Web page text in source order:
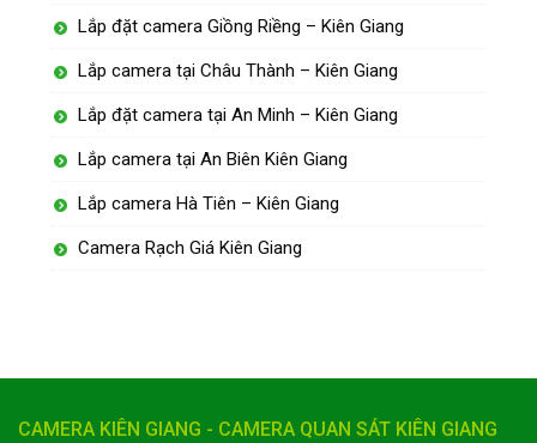
Lắp đặt camera Giồng Riềng – Kiên Giang
Lắp camera tại Châu Thành – Kiên Giang
Lắp đặt camera tại An Minh – Kiên Giang
Lắp camera tại An Biên Kiên Giang
Lắp camera Hà Tiên – Kiên Giang
Camera Rạch Giá Kiên Giang
CAMERA KIÊN GIANG - CAMERA QUAN SÁT KIÊN GIANG